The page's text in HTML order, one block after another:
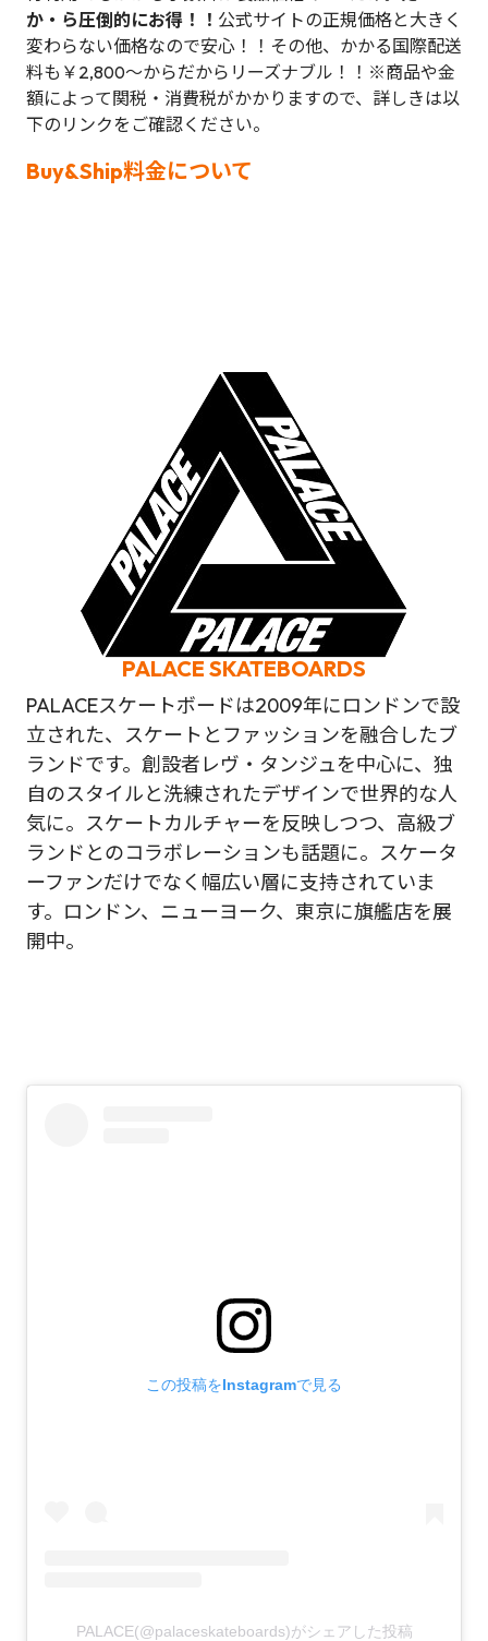
か・ら圧倒的にお得！！ 公式サイトの正規価格と大きく
変わらない価格なので安心！！その他、かかる国際配送
料も￥2,800～からだからリーズナブル！！※商品や金
額によって関税・消費税がかかりますので、詳しきは以
下のリンクをご確認ください。
Buy&Ship料金について
PALACE SKATEBOARDS
PALACEスケートボードは2009年にロンドンで設
立された、スケートとファッションを融合したブ
ランドです。創設者レヴ・タンジュを中心に、独
自のスタイルと洗練されたデザインで世界的な人
気に。スケートカルチャーを反映しつつ、高級ブ
ランドとのコラボレーションも話題に。スケータ
ーファンだけでなく幅広い層に支持されていま
す。ロンドン、ニューヨーク、東京に旗艦店を展
開中。
この投稿をInstagramで見る
PALACE(@palaceskateboards)がシェアした投稿